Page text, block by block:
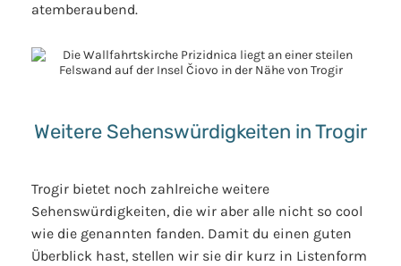
atemberaubend.
Weitere Sehenswürdigkeiten in Trogir
Trogir bietet noch zahlreiche weitere
Sehenswürdigkeiten, die wir aber alle nicht so cool
wie die genannten fanden. Damit du einen guten
Überblick hast, stellen wir sie dir kurz in Listenform